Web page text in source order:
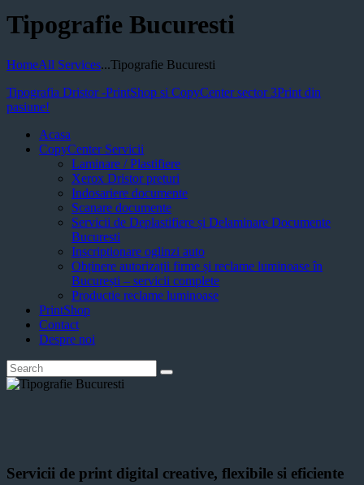
Tipografie Bucuresti
HomeAll Services...Tipografie Bucuresti
Tipografia Dristor -PrintShop si CopyCenter sector 3Print din
pasiune!
Acasa
CopyCenter Servicii
Laminare / Plastifiere
Xerox Dristor preturi
Indosariere documente
Scanare documente
Servicii de Deplastifiere și Delaminare Documente
Bucuresti
Inscriptionare oglinzi auto
Obținere autorizații firme și reclame luminoase în
București – servicii complete
Productie reclame luminoase
PrintShop
Contact
Despre noi
Servicii de print digital creative, flexibile si eficiente